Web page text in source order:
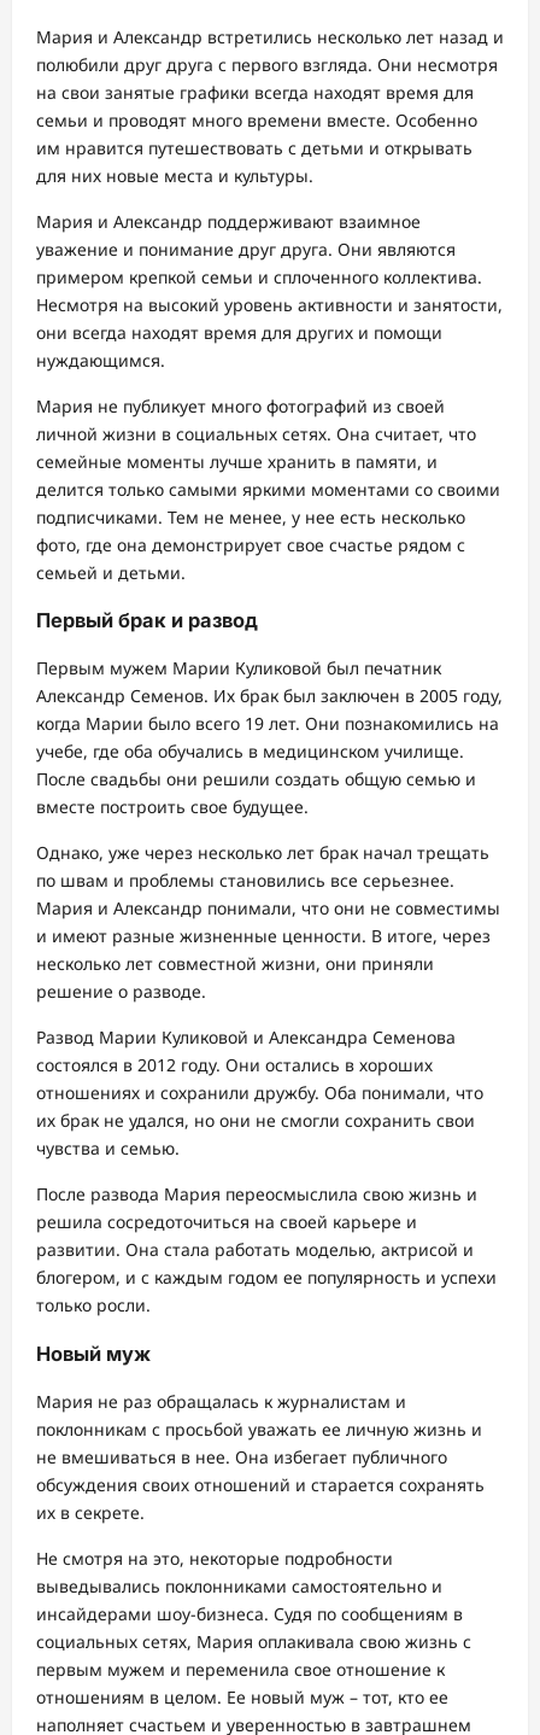
Мария и Александр встретились несколько лет назад и
полюбили друг друга с первого взгляда. Они несмотря
на свои занятые графики всегда находят время для
семьи и проводят много времени вместе. Особенно
им нравится путешествовать с детьми и открывать
для них новые места и культуры.
Мария и Александр поддерживают взаимное
уважение и понимание друг друга. Они являются
примером крепкой семьи и сплоченного коллектива.
Несмотря на высокий уровень активности и занятости,
они всегда находят время для других и помощи
нуждающимся.
Мария не публикует много фотографий из своей
личной жизни в социальных сетях. Она считает, что
семейные моменты лучше хранить в памяти, и
делится только самыми яркими моментами со своими
подписчиками. Тем не менее, у нее есть несколько
фото, где она демонстрирует свое счастье рядом с
семьей и детьми.
Первый брак и развод
Первым мужем Марии Куликовой был печатник
Александр Семенов. Их брак был заключен в 2005 году,
когда Марии было всего 19 лет. Они познакомились на
учебе, где оба обучались в медицинском училище.
После свадьбы они решили создать общую семью и
вместе построить свое будущее.
Однако, уже через несколько лет брак начал трещать
по швам и проблемы становились все серьезнее.
Мария и Александр понимали, что они не совместимы
и имеют разные жизненные ценности. В итоге, через
несколько лет совместной жизни, они приняли
решение о разводе.
Развод Марии Куликовой и Александра Семенова
состоялся в 2012 году. Они остались в хороших
отношениях и сохранили дружбу. Оба понимали, что
их брак не удался, но они не смогли сохранить свои
чувства и семью.
После развода Мария переосмыслила свою жизнь и
решила сосредоточиться на своей карьере и
развитии. Она стала работать моделью, актрисой и
блогером, и с каждым годом ее популярность и успехи
только росли.
Новый муж
Мария не раз обращалась к журналистам и
поклонникам с просьбой уважать ее личную жизнь и
не вмешиваться в нее. Она избегает публичного
обсуждения своих отношений и старается сохранять
их в секрете.
Не смотря на это, некоторые подробности
выведывались поклонниками самостоятельно и
инсайдерами шоу-бизнеса. Судя по сообщениям в
социальных сетях, Мария оплакивала свою жизнь с
первым мужем и переменила свое отношение к
отношениям в целом. Ее новый муж – тот, кто ее
наполняет счастьем и уверенностью в завтрашнем